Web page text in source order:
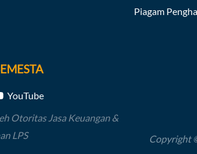
Piagam
YouTube
Otoritas Jasa Keuangan &
LPS
Copyright